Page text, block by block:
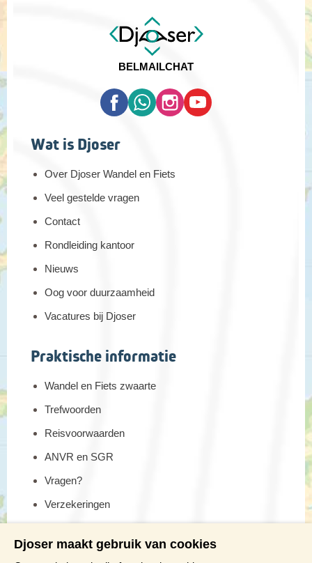
BELMAILCHAT
Wat is Djoser
Over Djoser Wandel en Fiets
Veel gestelde vragen
Contact
Rondleiding kantoor
Nieuws
Oog voor duurzaamheid
Vacatures bij Djoser
Praktische informatie
Wandel en Fiets zwaarte
Trefwoorden
Reisvoorwaarden
ANVR en SGR
Vragen?
Verzekeringen
Djoser maakt gebruik van cookies